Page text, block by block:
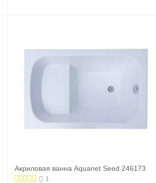
Акриловая ванна Aquanet Seed 246173
1